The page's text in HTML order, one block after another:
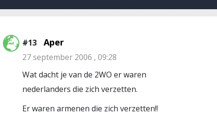
#13 Aper
27 september 2006 , 09:28
Wat dacht je van de 2WO er waren
nederlanders die zich verzetten.
Er waren armenen die zich verzetten!!